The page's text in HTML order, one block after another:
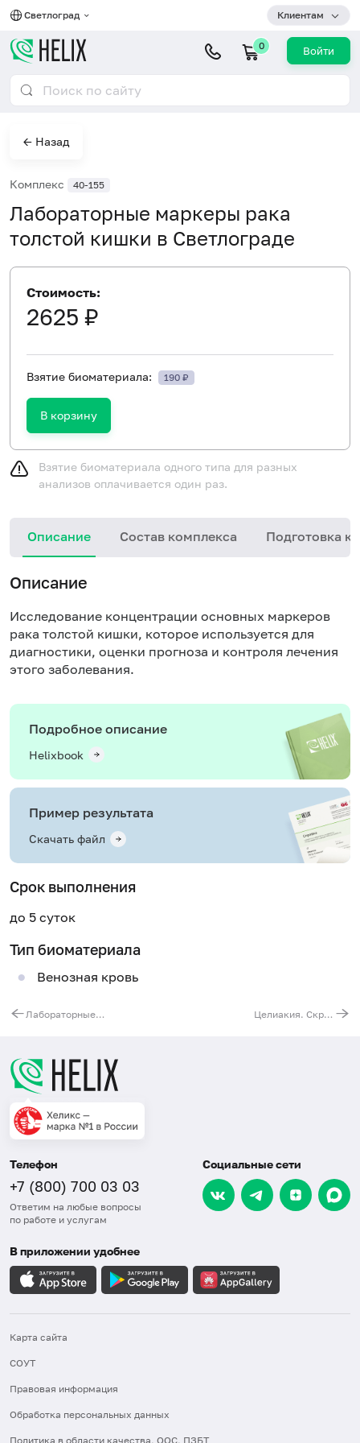
Светлоград Клиентам
0 Войти
← Назад
Комплекс 40-155
Лабораторные маркеры рака
толстой кишки в Светлограде
Стоимость:
2625 ₽
Взятие биоматериала: 190 ₽
В корзину
Взятие биоматериала одного типа для разных
анализов оплачивается один раз.
Описание Состав комплекса Подготовка к
Описание
Исследование концентрации основных маркеров
рака толстой кишки, которое используется для
диагностики, оценки прогноза и контроля лечения
этого заболевания.
Подробное описание
Helixbook
Пример результата
Скачать файл
Срок выполнения
до 5 суток
Тип биоматериала
Венозная кровь
Лабораторные маркеры рака яичников Целиакия. Скрининг при селективном дефиците иммуноглобулинов IgA
Телефон
+7 (800) 700 03 03
Ответим на любые вопросы
по работе и услугам
Социальные сети
В приложении удобнее
Карта сайта
СОУТ
Правовая информация
Обработка персональных данных
Политика в области качества, ООС, ПЗБТ